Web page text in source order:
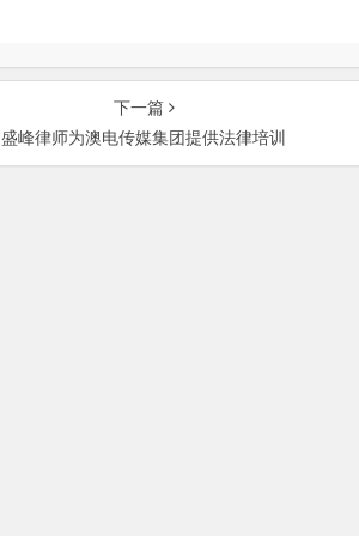
下一篇
盛峰律师为澳电传媒集团提供法律培训